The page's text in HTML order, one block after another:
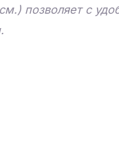
позволяет с